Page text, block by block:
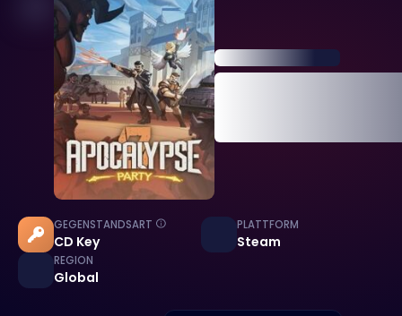
GEGENSTANDSART
CD Key
PLATTFORM
Steam
REGION
Global